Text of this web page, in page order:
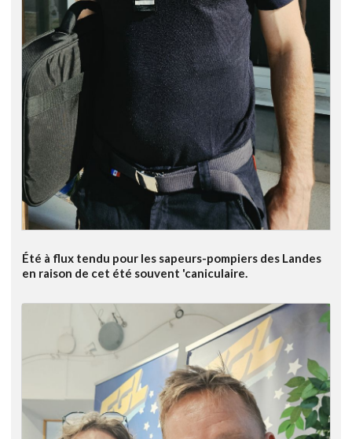
Été à flux tendu pour les sapeurs-pompiers des Landes
en raison de cet été souvent 'caniculaire.